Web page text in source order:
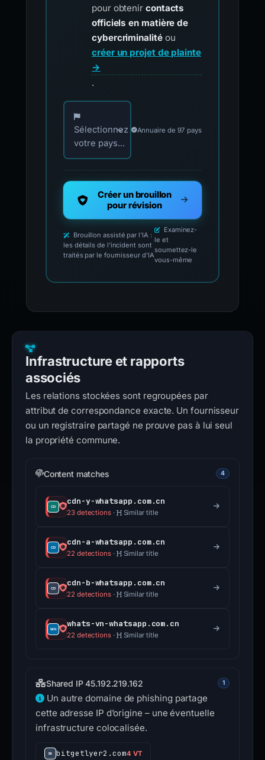
pour obtenir contacts
officiels en matière de
cybercriminalitéou
créer un projet de plainte
→
.
Choisissez votre pays pour les contacts
Sélectionnez
votre pays...
Annuaire de 97 pays
Créer un brouillon
pour révision
Brouillon assisté par l'IA :
les détails de l'incident sont
traités par le fournisseur d'IA
Examinez-
le et
soumettez-le
vous-même
Infrastructure et rapports
associés
Les relations stockées sont regroupées par
attribut de correspondance exacte. Un fournisseur
ou un registraire partagé ne prouve pas à lui seul
la propriété commune.
Content matches 4
cdn-y-whatsapp.com.cn
23 detections· Similar title
cdn-a-whatsapp.com.cn
22 detections· Similar title
cdn-b-whatsapp.com.cn
22 detections· Similar title
whats-vn-whatsapp.com.cn
22 detections· Similar title
Shared IP 45.192.219.162 1
Un autre domaine de phishing partage
cette adresse IP d’origine – une éventuelle
infrastructure colocalisée.
bitgetlyer2.com4 VT